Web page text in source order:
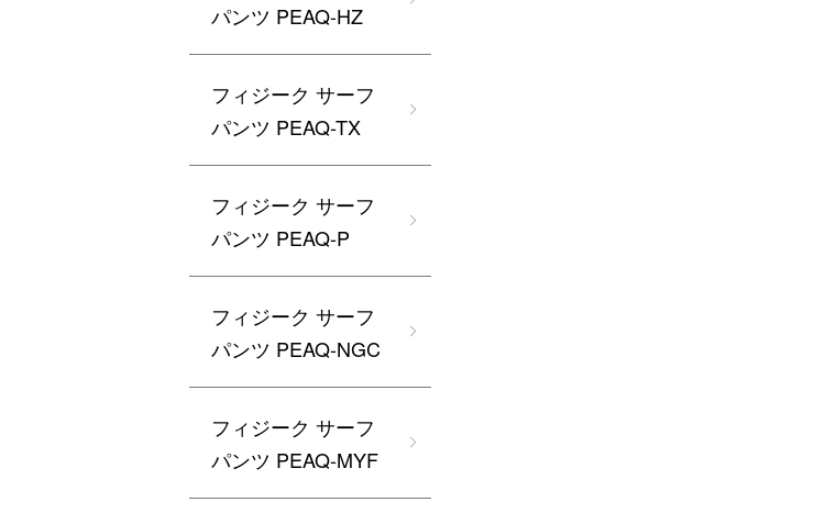
パンツ PEAQ-HZ
フィジーク サーフ
パンツ PEAQ-TX
フィジーク サーフ
パンツ PEAQ-P
フィジーク サーフ
パンツ PEAQ-NGC
フィジーク サーフ
パンツ PEAQ-MYF